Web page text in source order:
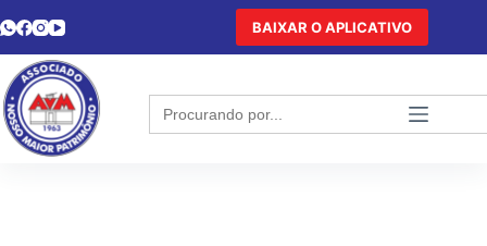
BAIXAR O APLICATIVO
Search
for: